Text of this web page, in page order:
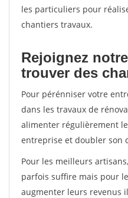
les particuliers pour
chantiers travaux.
Rejoignez
trouver des
Pour pérénniser votre
dans les travaux de
alimenter régulièrement
entreprise et doubler son
Pour les meilleurs
parfois suffire mais pour
augmenter leurs revenus